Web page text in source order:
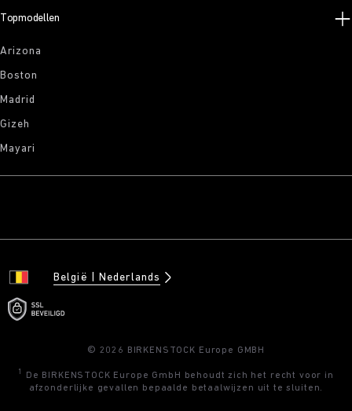
Topmodellen
Arizona
Boston
Madrid
Gizeh
Mayari
België Nederlands
© 2026 BIRKENSTOCK Europe GMBH
1
De BIRKENSTOCK Europe GmbH behoudt zich het recht voor in
afzonderlijke gevallen bepaalde betaalwijzen uit te sluiten.